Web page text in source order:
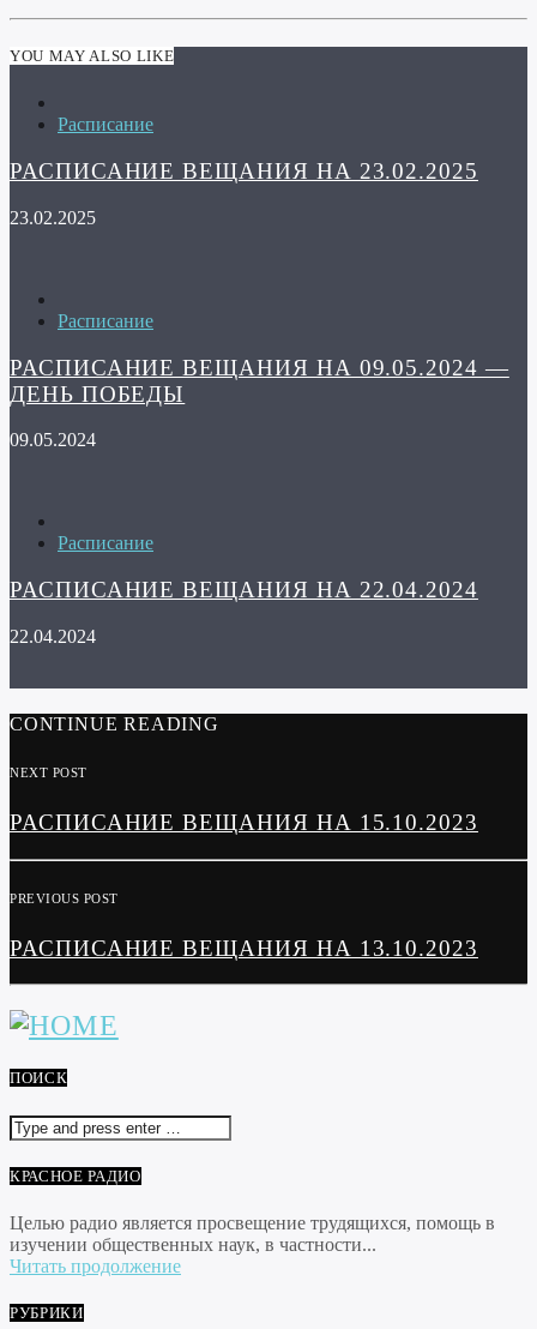
YOU MAY ALSO LIKE
Расписание
РАСПИСАНИЕ ВЕЩАНИЯ НА 23.02.2025
23.02.2025
Расписание
РАСПИСАНИЕ ВЕЩАНИЯ НА 09.05.2024 —
ДЕНЬ ПОБЕДЫ
09.05.2024
Расписание
РАСПИСАНИЕ ВЕЩАНИЯ НА 22.04.2024
22.04.2024
CONTINUE READING
NEXT POST
РАСПИСАНИЕ ВЕЩАНИЯ НА 15.10.2023
PREVIOUS POST
РАСПИСАНИЕ ВЕЩАНИЯ НА 13.10.2023
ПОИСК
КРАСНОЕ РАДИО
Целью радио является просвещение трудящихся, помощь в
изучении общественных наук, в частности...
Читать продолжение
РУБРИКИ